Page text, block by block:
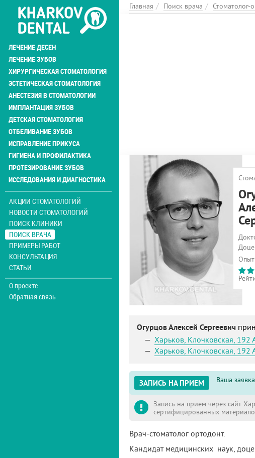
Перейти
основному
содержанию
ЛЕЧЕНИЕ ДЕСЕН
ЛЕЧЕНИЕ ЗУБОВ
ХИРУРГИЧЕСКАЯ СТОМАТОЛОГИЯ
ЭСТЕТИЧЕСКАЯ СТОМАТОЛОГИЯ
АНЕСТЕЗИЯ В СТОМАТОЛОГИИ
ИМПЛАНТАЦИЯ ЗУБОВ
ДЕТСКАЯ СТОМАТОЛОГИЯ
ОТБЕЛИВАНИЕ ЗУБОВ
ИСПРАВЛЕНИЕ ПРИКУСА
ГИГИЕНА И ПРОФИЛАКТИКА
ПРОТЕЗИРОВАНИЕ ЗУБОВ
ИССЛЕДОВАНИЯ И ДИАГНОСТИКА
АКЦИИ СТОМАТОЛОГИЙ
НОВОСТИ СТОМАТОЛОГИЙ
ПОИСК КЛИНИКИ
ПОИСК ВРАЧА
ПРИМЕРЫ РАБОТ
КОНСУЛЬТАЦИЯ
СТАТЬИ
О проекте
Обратная связь
Главная Поиск врача Стоматолог-
Огурцов Алексей Сергеевич
Харьков, Клочковская, 192
Харьков, Клочковская, 192
ЗАПИСЬ НА ПРИЕМ Ваша
Запись на прием через сайт
сертифицированных
Врач-стоматолог ортодонт.
Кандидат медицинских наук,